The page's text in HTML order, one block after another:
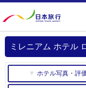
ミレニアム ホテル
▼ ホテル写真・評